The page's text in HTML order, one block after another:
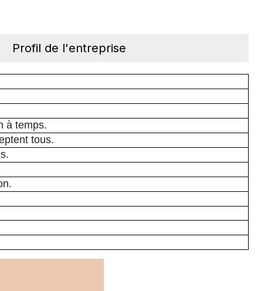
Profil de l'entreprise
à temps.
tous.